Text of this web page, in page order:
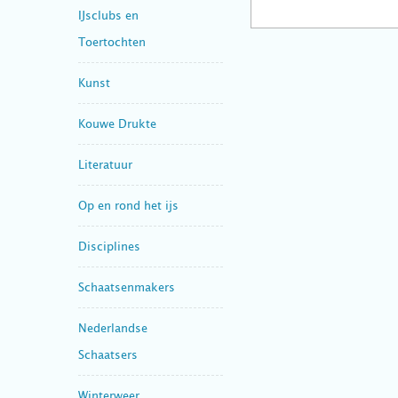
IJsclubs en
Toertochten
Kunst
Kouwe Drukte
Literatuur
Op en rond het ijs
Disciplines
Schaatsenmakers
Nederlandse
Schaatsers
Winterweer